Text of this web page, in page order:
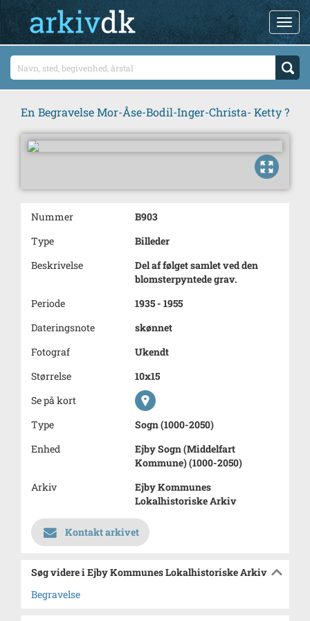
En Begravelse Mor-Åse-Bodil-Inger-Christa- Ketty ?
Nummer
B903
Type
Billeder
Beskrivelse
Del af følget samlet ved den
blomsterpyntede grav.
Periode
1935 - 1955
Dateringsnote
skønnet
Fotograf
Ukendt
Størrelse
10x15
Se på kort
Type
Sogn (1000-2050)
Enhed
Ejby Sogn (Middelfart
Kommune) (1000-2050)
Arkiv
Ejby Kommunes
Lokalhistoriske Arkiv
Kontakt arkivet
Søg videre i Ejby Kommunes Lokalhistoriske Arkiv
Begravelse